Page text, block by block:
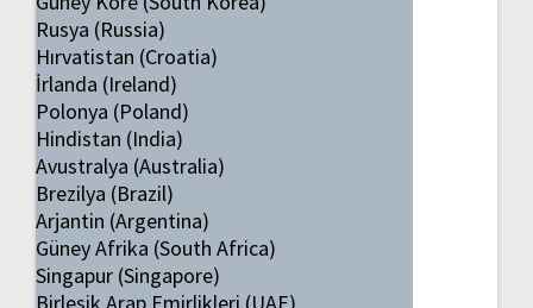
Rusya (Russia)
Hırvatistan (Croatia)
İrlanda (Ireland)
Polonya (Poland)
Hindistan (India)
Avustralya (Australia)
Brezilya (Brazil)
Arjantin (Argentina)
Güney Afrika (South Africa)
Singapur (Singapore)